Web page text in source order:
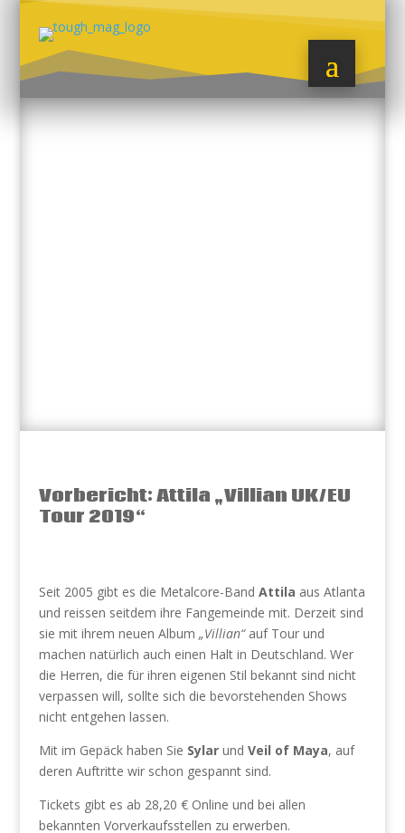
Vorbericht: Attila „Villian UK/EU
Tour 2019“
Seit 2005 gibt es die Metalcore-Band Attila aus Atlanta
und reissen seitdem ihre Fangemeinde mit. Derzeit sind
sie mit ihrem neuen Album „Villian“auf Tour und
machen natürlich auch einen Halt in Deutschland. Wer
die Herren, die für ihren eigenen Stil bekannt sind nicht
verpassen will, sollte sich die bevorstehenden Shows
nicht entgehen lassen.
Mit im Gepäck haben Sie Sylarund Veil of Maya, auf
deren Auftritte wir schon gespannt sind.
Tickets gibt es ab 28,20 € Online und bei allen
bekannten Vorverkaufsstellen zu erwerben.